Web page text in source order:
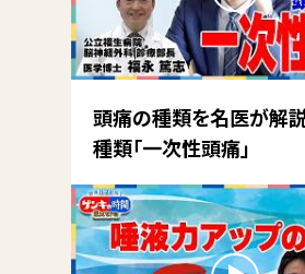
頭痛の種類を名医が解
種類「一次性頭痛」